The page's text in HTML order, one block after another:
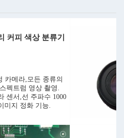
커피 색상 분류기
카메라,모든 종류의
펙트럼 영상 촬영.
센서,선 주파수 1000
미지 정화 기능.